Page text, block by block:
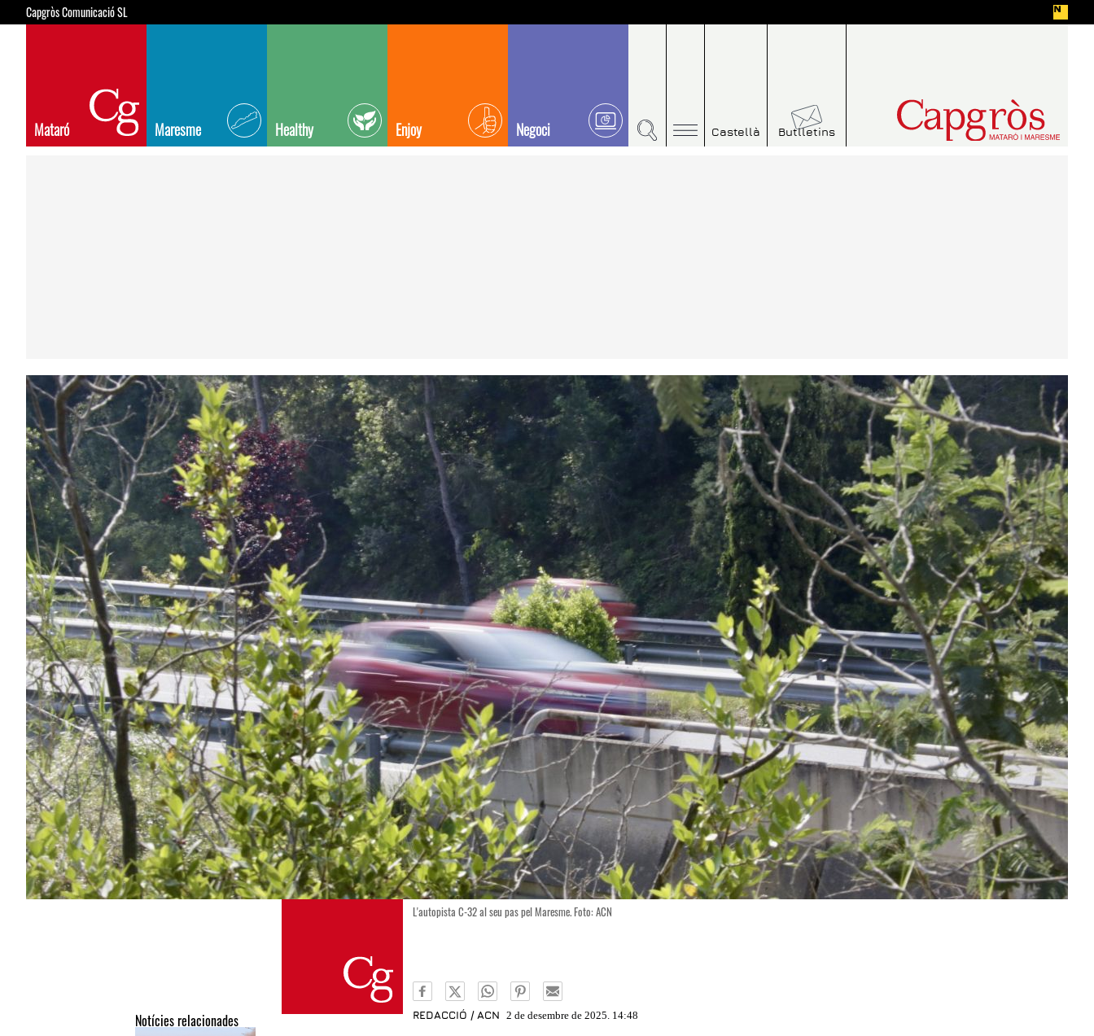
Capgròs Comunicació SL
Mataró Maresme Healthy Enjoy Negoci Castellà Butlletins
Notícies relacionades
L'autopista C-32 al seu pas pel Maresme. Foto: ACN
REDACCIÓ / ACN 2 de desembre de 2025. 14:48